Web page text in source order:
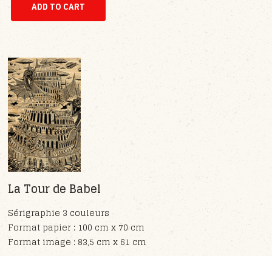
La Tour de Babel
Sérigraphie 3 couleurs
Format papier : 100 cm x 70 cm
Format image : 83,5 cm x 61 cm